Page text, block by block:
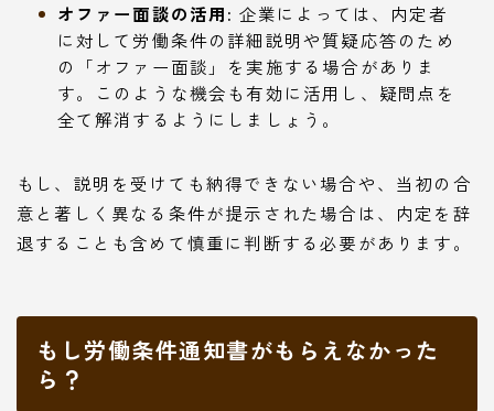
オファー面談の活用: 企業によっては、内定者
に対して労働条件の詳細説明や質疑応答のため
の「オファー面談」を実施する場合がありま
す。このような機会も有効に活用し、疑問点を
全て解消するようにしましょう。
もし、説明を受けても納得できない場合や、当初の合
意と著しく異なる条件が提示された場合は、内定を辞
退することも含めて慎重に判断する必要があります。
もし労働条件通知書がもらえなかった
ら？